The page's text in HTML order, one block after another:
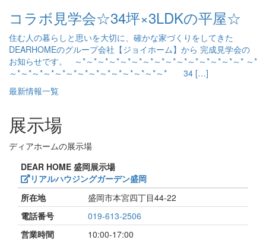
コラボ見学会☆34坪×3LDKの平屋☆
住む人の暮らしと思いを大切に、確かな家づくりをしてきた
DEARHOMEのグループ会社【ジョイホーム】から 完成見学会の
お知らせです。 ～*～*～*～*～*～*～*～*～*～*～*～*～*～*～* ～*
～*～*～*～*～*～*～*～*～*～*～*～*～*～* 34 […]
最新情報一覧
展示場
ディアホームの展示場
DEAR HOME 盛岡展示場
リアルハウジングガーデン盛岡
所在地
盛岡市本宮四丁目44-22
電話番号
019-613-2506
営業時間
10:00-17:00